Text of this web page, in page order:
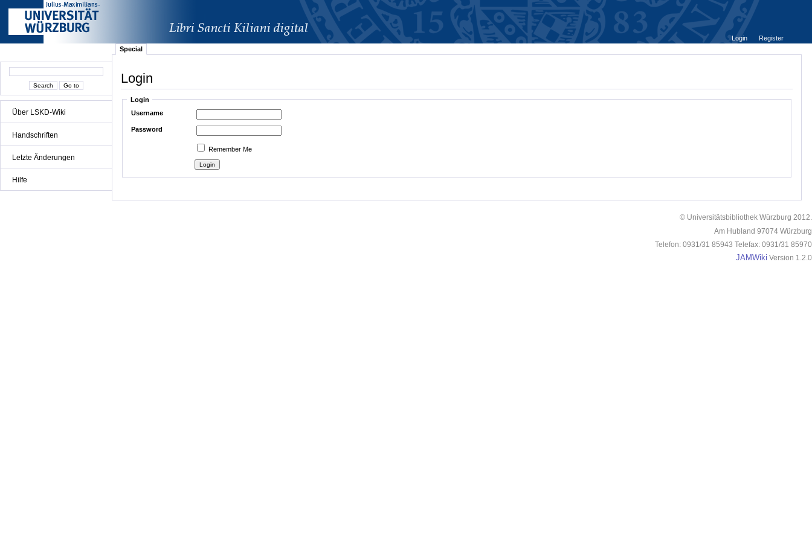
Über LSKD-Wiki
Handschriften
Letzte Änderungen
Hilfe
Login
Register
Special
Login
Login
Username
Password
Remember Me
© Universitätsbibliothek Würzburg 2012.
Am Hubland 97074 Würzburg
Telefon: 0931/31 85943 Telefax: 0931/31 85970
JAMWiki Version 1.2.0